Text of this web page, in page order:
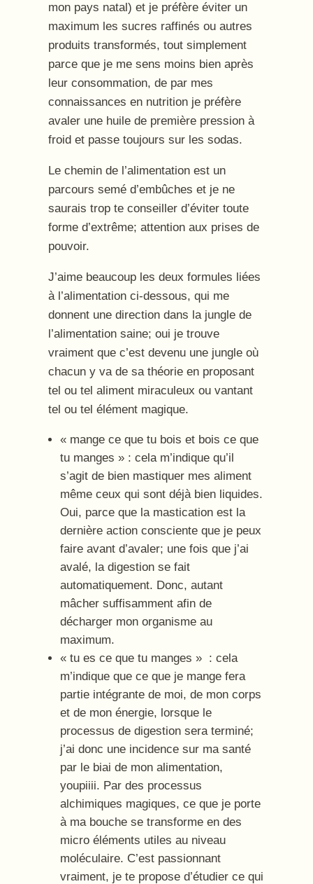
mon pays natal) et je préfère éviter un
maximum les sucres raffinés ou autres
produits transformés, tout simplement
parce que je me sens moins bien après
leur consommation, de par mes
connaissances en nutrition je préfère
avaler une huile de première pression à
froid et passe toujours sur les sodas.
Le chemin de l’alimentation est un
parcours semé d’embûches et je ne
saurais trop te conseiller d’éviter toute
forme d’extrême; attention aux prises de
pouvoir.
J’aime beaucoup les deux formules liées
à l’alimentation ci-dessous, qui me
donnent une direction dans la jungle de
l’alimentation saine; oui je trouve
vraiment que c’est devenu une jungle où
chacun y va de sa théorie en proposant
tel ou tel aliment miraculeux ou vantant
tel ou tel élément magique.
« mange ce que tu bois et bois ce que
tu manges » : cela m’indique qu’il
s’agit de bien mastiquer mes aliment
même ceux qui sont déjà bien liquides.
Oui, parce que la mastication est la
dernière action consciente que je peux
faire avant d’avaler; une fois que j’ai
avalé, la digestion se fait
automatiquement. Donc, autant
mâcher suffisamment afin de
décharger mon organisme au
maximum.
« tu es ce que tu manges » : cela
m’indique que ce que je mange fera
partie intégrante de moi, de mon corps
et de mon énergie, lorsque le
processus de digestion sera terminé;
j’ai donc une incidence sur ma santé
par le biai de mon alimentation,
youpiiii. Par des processus
alchimiques magiques, ce que je porte
à ma bouche se transforme en des
micro éléments utiles au niveau
moléculaire. C’est passionnant
vraiment, je te propose d’étudier ce qui